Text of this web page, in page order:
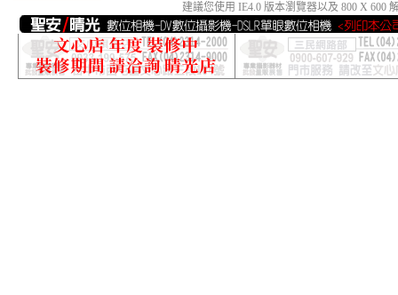
建議您使用 IE4.0 版本瀏覽器以及 800 X 600